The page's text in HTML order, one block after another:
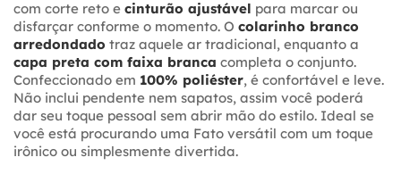
com corte reto e cinturão ajustável para marcar ou
disfarçar conforme o momento. O colarinho branco
arredondado traz aquele ar tradicional, enquanto a
capa preta com faixa branca completa o conjunto.
Confeccionado em 100% poliéster, é confortável e leve.
Não inclui pendente nem sapatos, assim você poderá
dar seu toque pessoal sem abrir mão do estilo. Ideal se
você está procurando uma Fato versátil com um toque
irônico ou simplesmente divertida.